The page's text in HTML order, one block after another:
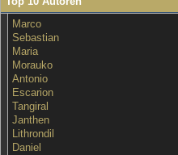
Marco
Sebastian
Maria
Morauko
Antonio
Escarion
Tangiral
Janthen
Lithrondil
Daniel